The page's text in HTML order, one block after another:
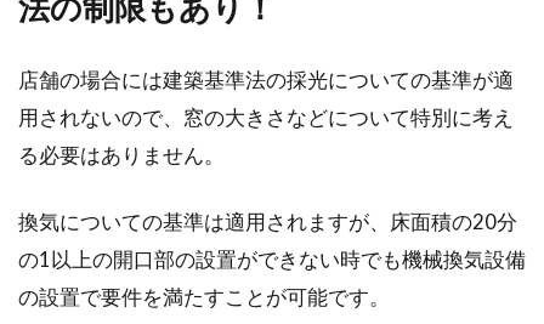
店舗の場合には建築基準法の採光についての基準が適
用されないので、窓の大きさなどについて特別に考え
る必要はありません。
換気についての基準は適用されますが、床面積の20分
の1以上の開口部の設置ができない時でも機械換気設備
の設置で要件を満たすことが可能です。